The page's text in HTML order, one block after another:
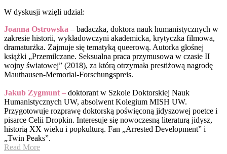
W dyskusji wzięli udział:
Joanna Ostrowska – badaczka, doktora nauk humanistycznych w
zakresie historii, wykładowczyni akademicka, krytyczka filmowa,
dramaturżka. Zajmuje się tematyką queerową. Autorka głośnej
książki „Przemilczane. Seksualna praca przymusowa w czasie II
wojny światowej” (2018), za którą otrzymała prestiżową nagrodę
Mauthausen-Memorial-Forschungspreis.
Jakub Zygmunt – doktorant w Szkole Doktorskiej Nauk
Humanistycznych UW, absolwent Kolegium MISH UW.
Przygotowuje rozprawę doktorską poświęconą jidyszowej poetce i
pisarce Celii Dropkin. Interesuje się nowoczesną literaturą jidysz,
historią XX wieku i popkulturą. Fan „Arrested Development” i
„Twin Peaks”.
Read More